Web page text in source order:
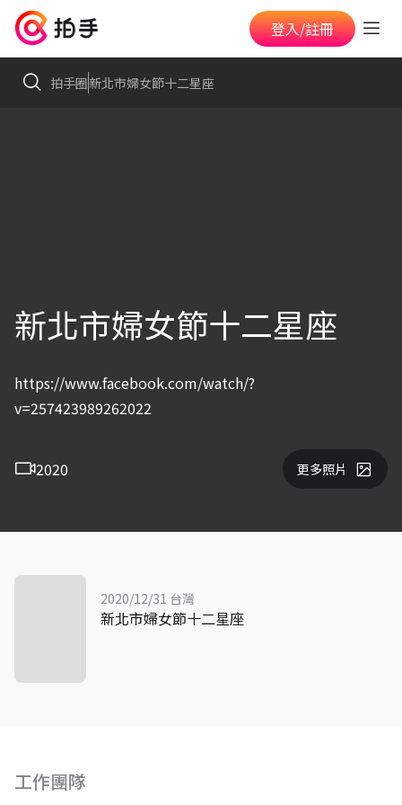
登入/註冊
拍手圈新北市婦女節十二星座
新北市婦女節十二星座
https://www.facebook.com/watch/?
v=257423989262022
2020 更多照片
工作團隊
2020/12/31 台灣
新北市婦女節十二星座